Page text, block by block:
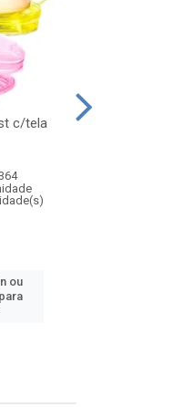
c/tela
ou